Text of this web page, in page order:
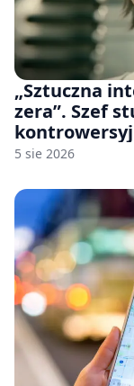
„Sztuczna
zera”. Szef
Stellar Blade:
5 sie 2026